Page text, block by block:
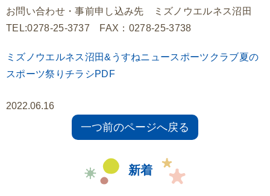
お問い合わせ・事前申し込み先 ミズノウエルネス沼田
TEL:0278-25-3737 FAX：0278-25-3738
ミズノウエルネス沼田&うすねニュースポーツクラブ夏の
スポーツ祭りチラシPDF
2022.06.16
一つ前のページへ戻る
新着